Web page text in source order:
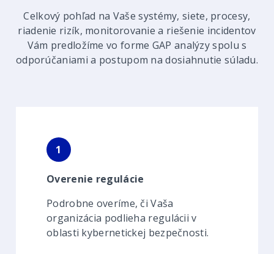
Celkový pohľad na Vaše systémy, siete, procesy,
riadenie rizík, monitorovanie a riešenie incidentov
Vám predložíme vo forme GAP analýzy spolu s
odporúčaniami a postupom na dosiahnutie súladu.
1
Overenie regulácie
Podrobne overíme, či Vaša
organizácia podlieha regulácii v
oblasti kybernetickej bezpečnosti.